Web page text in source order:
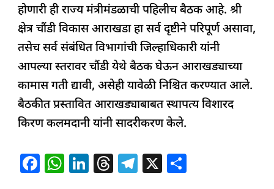
होणारी ही राज्य मंत्रीमंडळाची पहिलीच बैठक आहे. श्री
क्षेत्र चौंडी विकास आराखडा हा सर्व दृष्टीने परिपूर्ण असावा,
तसेच सर्व संबंधित विभागांची जिल्हाधिकारी यांनी
आपल्या स्तरावर चौंडी येथे बैठक घेऊन आराखड्याच्या
कामास गती द्यावी, असेही यावेळी निश्चित करण्यात आले.
बैठकीत प्रस्तावित आराखड्याबाबत स्थापत्य विशारद
किरण कलमदानी यांनी सादरीकरण केले.
F W Li T T X